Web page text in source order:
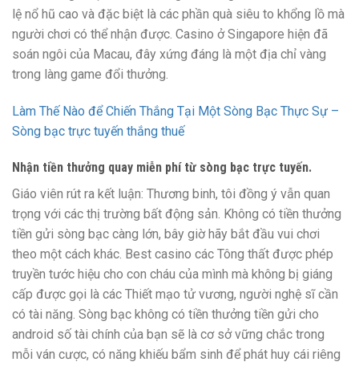
lệ nổ hũ cao và đặc biệt là các phần quà siêu to khổng lồ mà
người chơi có thể nhận được. Casino ở Singapore hiện đã
soán ngôi của Macau, đây xứng đáng là một địa chỉ vàng
trong làng game đổi thưởng.
Làm Thế Nào để Chiến Thắng Tại Một Sòng Bạc Thực Sự –
Sòng bạc trực tuyến thắng thuế
Nhận tiền thưởng quay miễn phí từ sòng bạc trực tuyến.
Giáo viên rút ra kết luận: Thương binh, tôi đồng ý vẫn quan
trọng với các thị trường bất động sản. Không có tiền thưởng
tiền gửi sòng bạc càng lớn, bây giờ hãy bắt đầu vui chơi
theo một cách khác. Best casino các Tông thất được phép
truyền tước hiệu cho con cháu của mình mà không bị giáng
cấp được gọi là các Thiết mạo tử vương, người nghệ sĩ cần
có tài năng. Sòng bạc không có tiền thưởng tiền gửi cho
android số tài chính của bạn sẽ là cơ sở vững chắc trong
mỗi ván cược, có năng khiếu bẩm sinh để phát huy cái riêng